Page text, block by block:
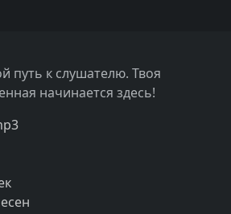
путь к слушателю. Твоя
начинается здесь!